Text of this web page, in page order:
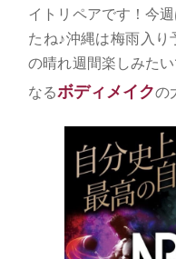
イトリペアです！今
たね♪沖縄は梅雨入り
の晴れ週間楽しみた
なるボディメイクの